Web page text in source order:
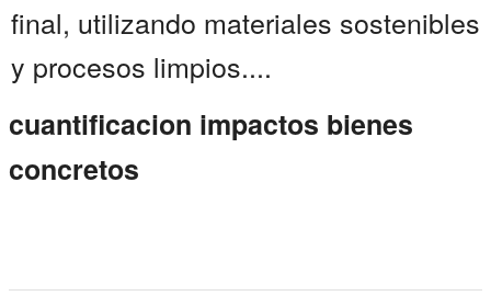
final, utilizando materiales sostenibles
y procesos limpios....
cuantificacion impactos bienes
concretos